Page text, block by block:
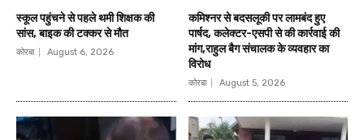
स्कूल पहुंचने से पहले थमी शिक्षक की
सांस, बाइक की टक्कर से मौत
कोरबा August 6, 2026
कमिश्नर से बदसलूकी पर लामबंद हुए
पार्षद, कलेक्टर-एसपी से की कार्रवाई की
मांग,राहुल बैग संचालक के व्यवहार का
विरोध
कोरबा August 5, 2026